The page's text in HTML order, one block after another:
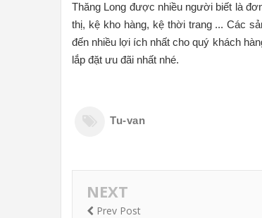
Thăng Long được nhiều người biết là
thị, kệ kho hàng, kệ thời trang ... Các
đến nhiều lợi ích nhất cho quý khách
lắp đặt ưu đãi nhất nhé.
Tu-van
NEXT
Prev Post